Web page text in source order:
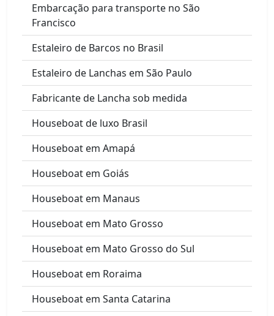
Embarcação para transporte no São
Francisco
Estaleiro de Barcos no Brasil
Estaleiro de Lanchas em São Paulo
Fabricante de Lancha sob medida
Houseboat de luxo Brasil
Houseboat em Amapá
Houseboat em Goiás
Houseboat em Manaus
Houseboat em Mato Grosso
Houseboat em Mato Grosso do Sul
Houseboat em Roraima
Houseboat em Santa Catarina